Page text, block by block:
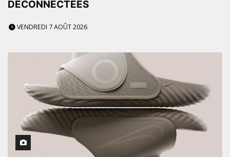
DÉCONNECTÉES
VENDREDI 7 AOÛT 2026